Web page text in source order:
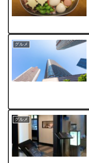
グルメ
グルメ